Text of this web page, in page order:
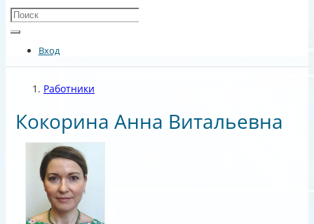
Вход
Работники
Кокорина Анна Витальевна